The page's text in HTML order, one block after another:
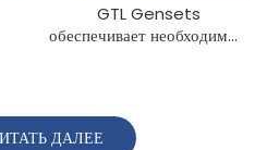
GTL Gensets
обеспечивает необходимый
ДАЛЕЕ